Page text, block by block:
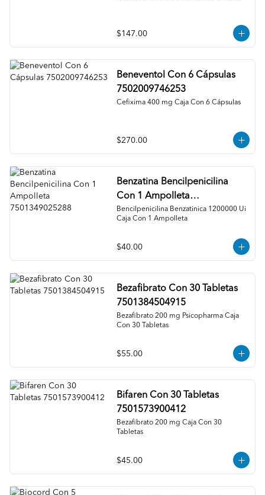
$147.00
Beneventol Con 6 Cápsulas
7502009746253
Cefixima 400 mg Caja Con 6 Cápsulas
$270.00
Benzatina Bencilpenicilina
Con 1 Ampolleta
7501349025288
Bencilpenicilina Benzatinica 1200000 Ui
Caja Con 1 Ampolleta
$40.00
Bezafibrato Con 30 Tabletas
7501384504915
Bezafibrato 200 mg Psicopharma Caja
Con 30 Tabletas
$55.00
Bifaren Con 30 Tabletas
7501573900412
Bezafibrato 200 mg Caja Con 30
Tabletas
$45.00